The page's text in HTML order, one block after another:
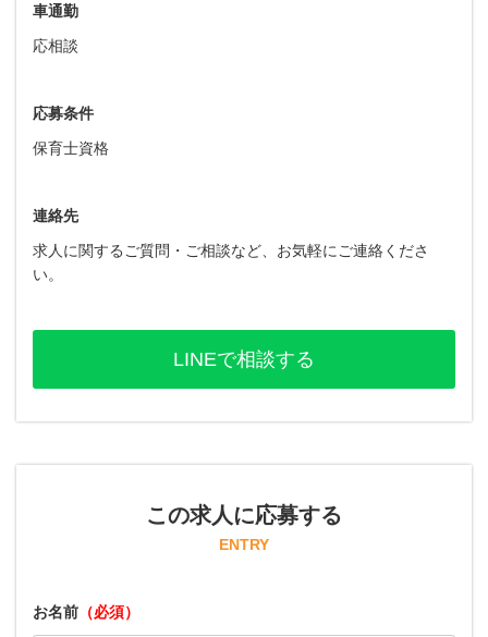
車通勤
応相談
応募条件
保育士資格
連絡先
求人に関するご質問・ご相談など、お気軽にご連絡くださ
い。
LINEで相談する
この求人に応募する
ENTRY
お名前 （必須）